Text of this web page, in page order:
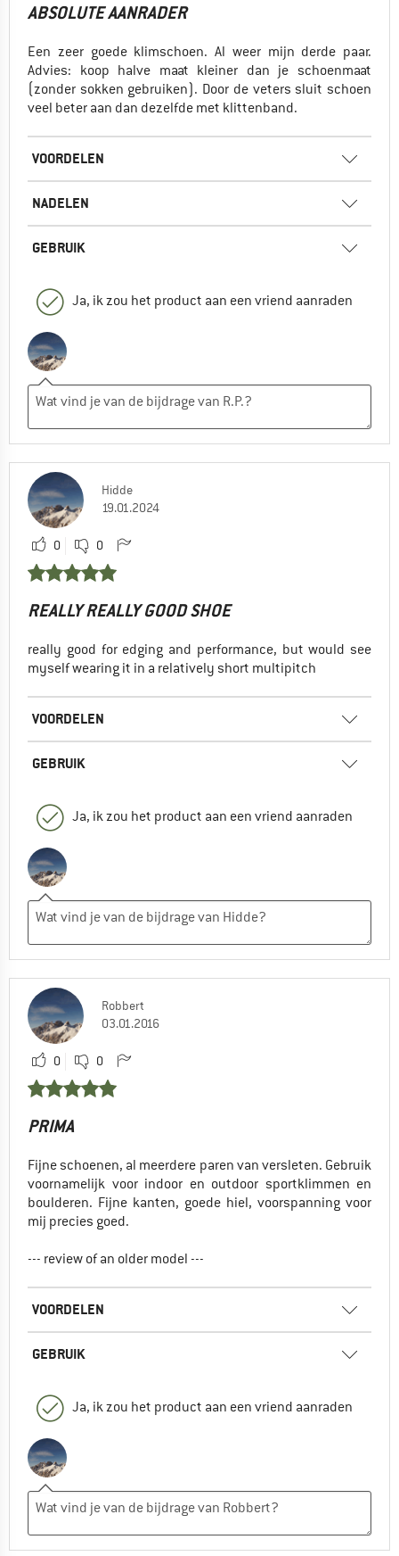
ABSOLUTE AANRADER
Een zeer goede klimschoen. Al weer mijn derde paar.
Advies: koop halve maat kleiner dan je schoenmaat
(zonder sokken gebruiken). Door de veters sluit schoen
veel beter aan dan dezelfde met klittenband.
VOORDELEN
NADELEN
GEBRUIK
Ja, ik zou het product aan een vriend aanraden
Hidde
19.01.2024
0 0
REALLY REALLY GOOD SHOE
really good for edging and performance, but would see
myself wearing it in a relatively short multipitch
VOORDELEN
GEBRUIK
Ja, ik zou het product aan een vriend aanraden
Robbert
03.01.2016
0 0
PRIMA
Fijne schoenen, al meerdere paren van versleten. Gebruik
voornamelijk voor indoor en outdoor sportklimmen en
boulderen. Fijne kanten, goede hiel, voorspanning voor
mij precies goed.
--- review of an older model ---
VOORDELEN
GEBRUIK
Ja, ik zou het product aan een vriend aanraden